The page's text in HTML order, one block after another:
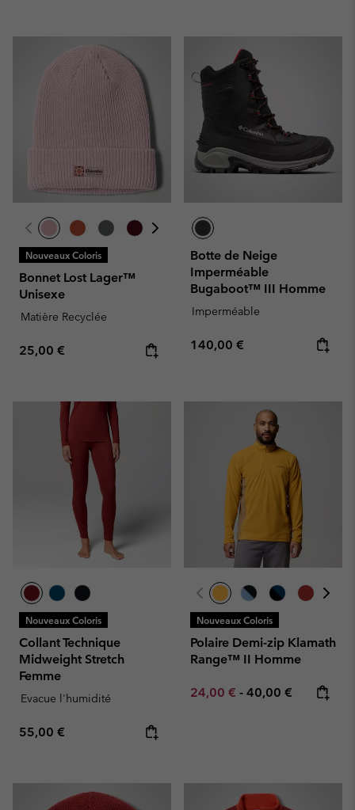
Nouveaux Coloris
Bonnet Lost Lager™
Unisexe
Matière Recyclée
Regular price:
25,00 €
Botte de Neige
Imperméable
Bugaboot™ III Homme
Imperméable
Regular price:
140,00 €
Nouveaux Coloris
Collant Technique
Midweight Stretch
Femme
Evacue l'humidité
Regular price:
55,00 €
Nouveaux Coloris
Polaire Demi-zip Klamath
Range™ II Homme
Minimum sale price:
24,00 € - Maximum price:
40,00 €